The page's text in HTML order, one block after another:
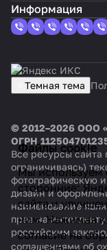
Файлы cookie
Мы используем
сторонние:
сайта и
ним. Нажимая
согласие на
Информация
Темная тема
© 2012–2026 ООО
ОГРН
Все ресурсы
ограничиваясь)
фотографическую
дизайн и
наименование
прав на
российским
соглашениями об